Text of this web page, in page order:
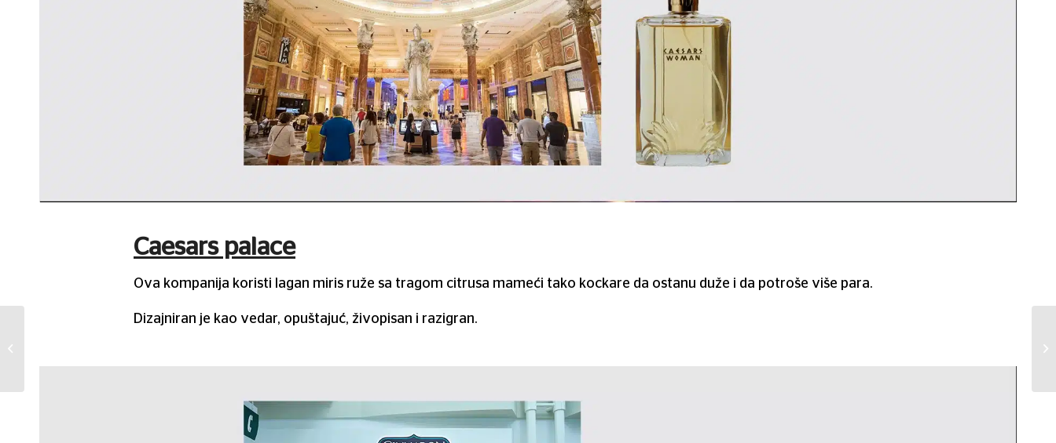
Caesars palace
Ova kompanija koristi lagan miris ruže sa tragom citrusa mameći tako kockare da ostanu duže i da potroše više para.
Dizajniran je kao vedar, opuštajuć, živopisan i razigran.